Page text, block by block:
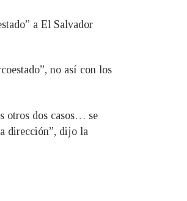
a El Salvador
no así con los
otros dos casos… se
dirección”, dijo la